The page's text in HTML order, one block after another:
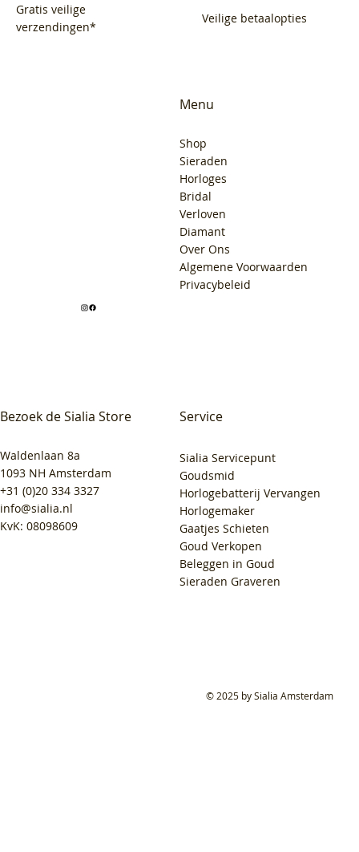
Gratis veilige
verzendingen*
Veilige betaalopties
Bezoek de Sialia Store
Waldenlaan 8a
1093 NH Amsterdam
+31 (0)20 334 3327
info@sialia.nl
KvK: 08098609
Menu
Shop
Sieraden
Horloges
Bridal
Verloven
Diamant
Over Ons
Algemene Voorwaarden
Privacybeleid
Service
Sialia Servicepunt
Goudsmid
Horlogebatterij Vervangen
Horlogemaker
Gaatjes Schieten
Goud Verkopen
Beleggen in Goud
Sieraden Graveren
© 2025 by Sialia Amsterdam